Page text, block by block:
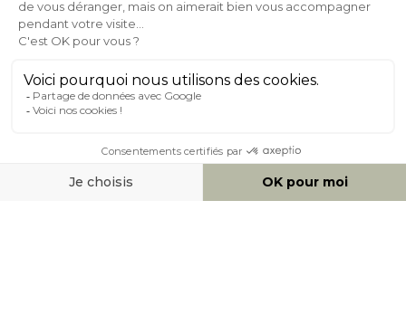
24/72h
0 20 88 04 14
À PROPOS DE MILIBOO